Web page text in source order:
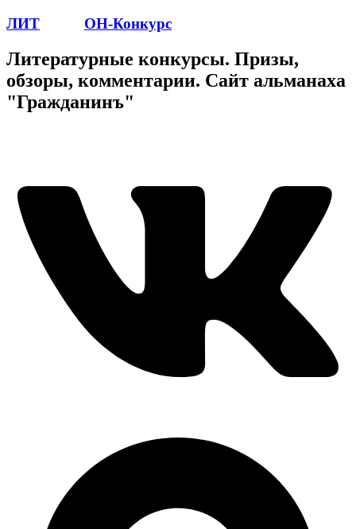
ЛИТ ОН-Конкурс
Литературные конкурсы. Призы,
обзоры, комментарии. Сайт альманаха
"Гражданинъ"